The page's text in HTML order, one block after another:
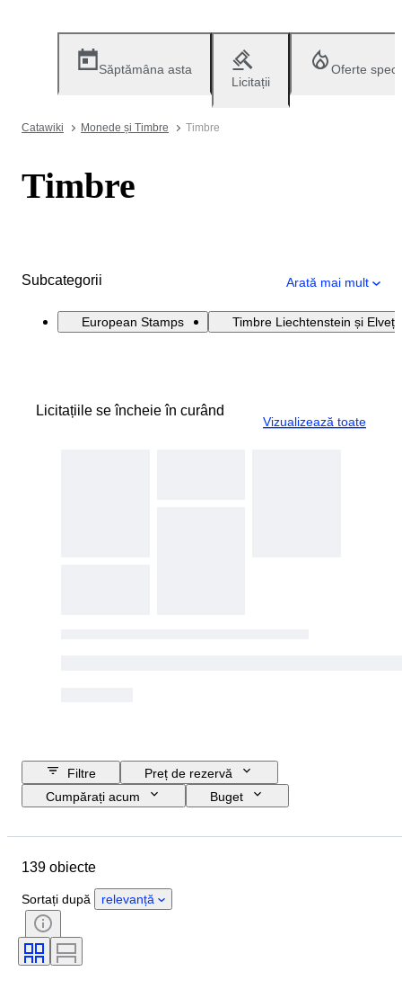
Săptămâna asta
Licitații
Oferte
Catawiki Monede și Timbre Timbre
Timbre
Subcategorii Arată mai mult
European Stamps Timbre Liechtenstein și
Licitațiile se încheie în curând
Vizualizează toate
Filtre
Preț de rezervă
Cumpărați acum
Buget
Material
Perioadă
Certificare
Subiect
Stil
Semnătură
Vândut de
139 obiecte
Sortați după relevanță